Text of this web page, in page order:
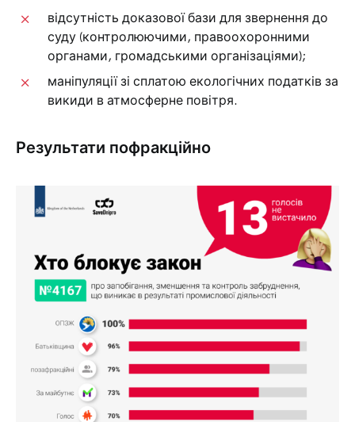
відсутність доказової бази для звернення до
суду (контролюючими, правоохоронними
органами, громадськими організаціями);
маніпуляції зі сплатою екологічних податків за
викиди в атмосферне повітря.
Результати пофракційно